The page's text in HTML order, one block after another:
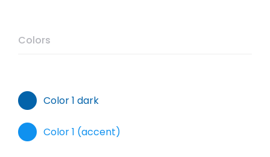
Colors
Color 1 dark
Color 1 (accent)